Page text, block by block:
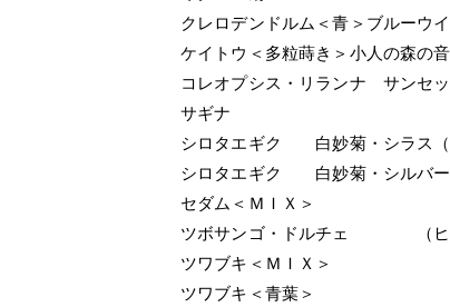
クレロデンドルム＜青＞ブルーウ
ケイトウ＜多粒蒔き＞小人の森の
コレオプシス・リランナ サンセ
サギナ
シロタエギク 白妙菊・シラス（
シロタエギク 白妙菊・シルバー
セダム＜ＭＩＸ＞
ツボサンゴ・ドルチェ （ヒ
ツワブキ＜ＭＩＸ＞
ツワブキ＜青葉＞